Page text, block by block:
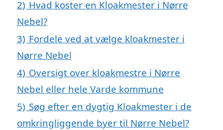
2) Hvad koster en Kloakmester i Nørre
Nebel?
3) Fordele ved at vælge kloakmester i
Nørre Nebel
4) Oversigt over kloakmestre i Nørre
Nebel eller hele Varde kommune
5) Søg efter en dygtig Kloakmester i de
omkringliggende byer til Nørre Nebel?